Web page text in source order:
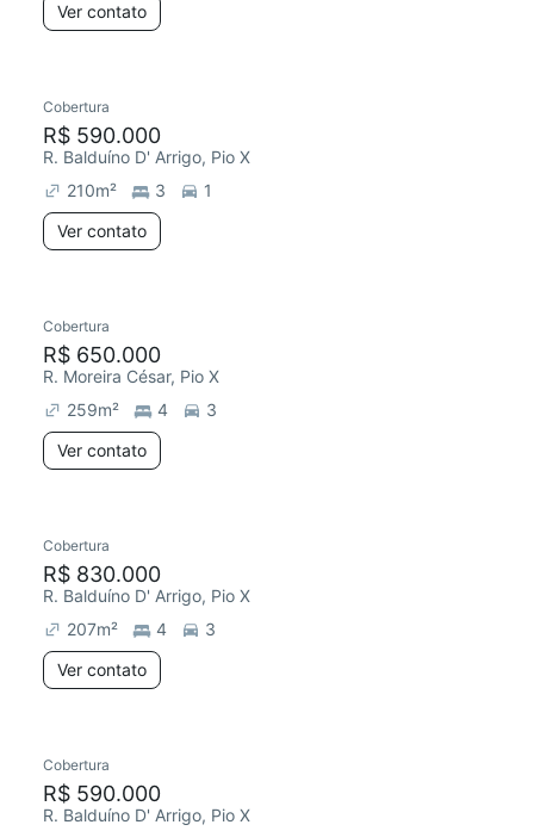
Ver contato
Chegou este mês
Cobertura
R$ 590.000
R. Balduíno D' Arrigo, Pio X
210m² 3
1
Ver contato
Chegou este mês
Cobertura
R$ 650.000
R. Moreira César, Pio X
259m² 4
3
Ver contato
Chegou este mês
Cobertura
R$ 830.000
R. Balduíno D' Arrigo, Pio X
207m² 4
3
Ver contato
Chegou este mês
Cobertura
R$ 590.000
R. Balduíno D' Arrigo, Pio X